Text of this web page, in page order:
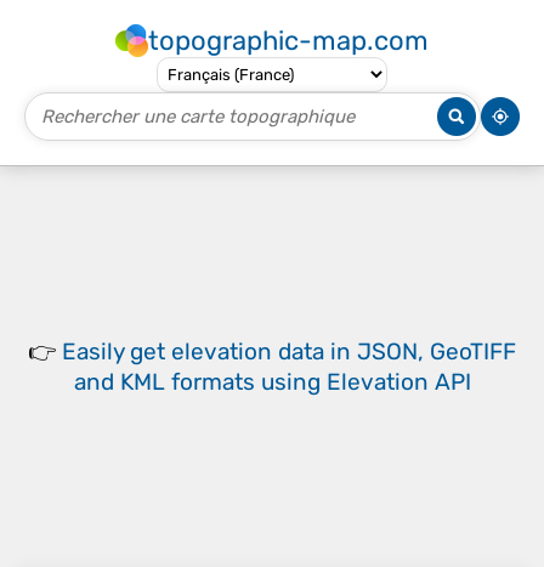
topographic-map.com
👉 Easily get elevation data in JSON, GeoTIFF
and KML formats using Elevation API